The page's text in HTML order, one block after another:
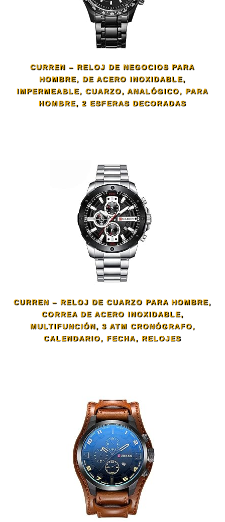
CURREN – RELOJ DE NEGOCIOS PARA
HOMBRE, DE ACERO INOXIDABLE,
IMPERMEABLE, CUARZO, ANALÓGICO, PARA
HOMBRE, 2 ESFERAS DECORADAS
CURREN – RELOJ DE CUARZO PARA HOMBRE,
CORREA DE ACERO INOXIDABLE,
MULTIFUNCIÓN, 3 ATM CRONÓGRAFO,
CALENDARIO, FECHA, RELOJES